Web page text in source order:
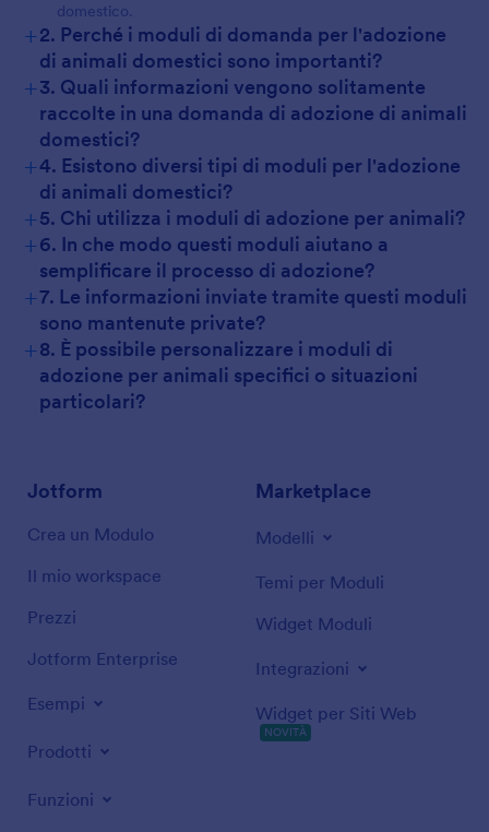
domestico.
+2. Perché i moduli di domanda per l'adozione
di animali domestici sono importanti?
+3. Quali informazioni vengono solitamente
raccolte in una domanda di adozione di animali
domestici?
+4. Esistono diversi tipi di moduli per l'adozione
di animali domestici?
+5. Chi utilizza i moduli di adozione per animali?
+6. In che modo questi moduli aiutano a
semplificare il processo di adozione?
+7. Le informazioni inviate tramite questi moduli
sono mantenute private?
+8. È possibile personalizzare i moduli di
adozione per animali specifici o situazioni
particolari?
Jotform
Crea un Modulo
Il mio workspace
Prezzi
Jotform Enterprise
Esempi
Prodotti
Funzioni
Marketplace
Modelli
Temi per Moduli
Widget Moduli
Integrazioni
Widget per Siti Web
NOVITÀ